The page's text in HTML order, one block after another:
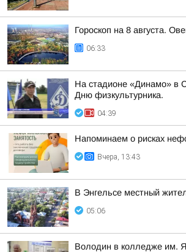
Гороскоп на 8 августа.
06:33
На стадионе «Динамо» в
Дню физкультурника.
04:39
Напоминаем о рисках
Вчера, 13:43
В Энгельсе местный
05:06
Володин в колледже им.